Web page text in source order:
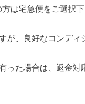
は宅急便をご選択下
が、良好なコンディ
った場合は、返金対